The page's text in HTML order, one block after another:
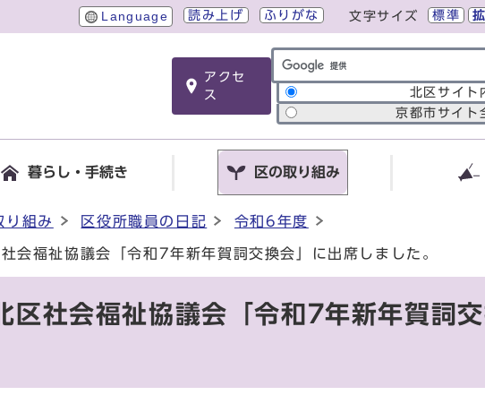
Language 読み上げ ふりがな 文字サイズ 標準
アクセ
ス
サイト内検索の範囲
北区サイト
京都市サイト
暮らし・手続き 区の取り組み
り組み 区役所職員の日記 令和6年度
会福祉協議会「令和7年新年賀詞交換会」に出席しました。
区社会福祉協議会「令和7年新年賀詞交